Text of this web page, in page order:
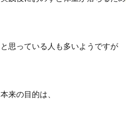
と思っている人も多いようですが
本来の目的は、